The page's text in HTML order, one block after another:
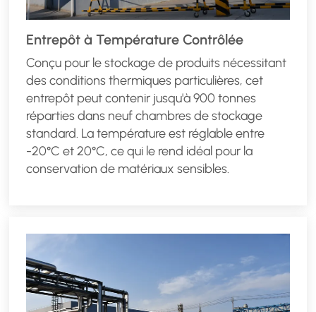
Entrepôt à Température Contrôlée
Conçu pour le stockage de produits nécessitant
des conditions thermiques particulières, cet
entrepôt peut contenir jusqu'à 900 tonnes
réparties dans neuf chambres de stockage
standard. La température est réglable entre
-20°C et 20°C, ce qui le rend idéal pour la
conservation de matériaux sensibles.